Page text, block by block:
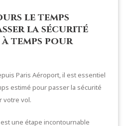
le temps
la sécurité
temps pour
Paris Aéroport, il est essentiel
estimé pour passer la sécurité
votre vol.
une étape incontournable